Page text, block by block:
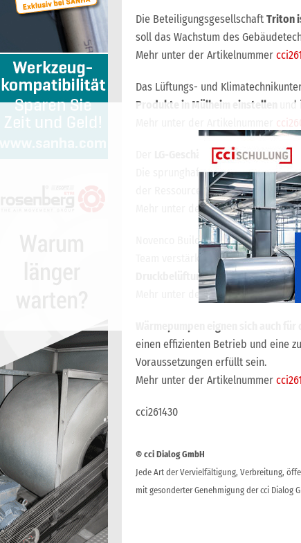
Die Beteiligungsgesellschaft Triton
soll das Wachstum des
Mehr unter der Artikelnummer
Das Lüftungs- und
Produkte in Mülheim einstellen
LG-Geschäftsbereich Air
Die sprunghaft gestiegene
der Ressourcen erforderlich
Mehr unter der Artikelnummer
Novenco Building & Industry
Michael Porten
Druckbelüftungsanlagen
Mehr unter der Artikelnummer
einen effizienten Betrieb und eine
Voraussetzungen erfüllt sein.
Mehr unter der Artikelnummer
cci261430
© cci Dialog GmbH
Jede Art der Vervielfältigung, Verbreitung,
mit gesonderter Genehmigung der cci Dialog